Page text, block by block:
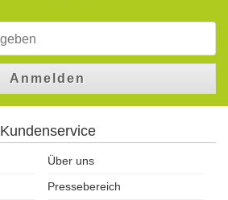
Anmelden
Kundenservice
Über uns
Pressebereich